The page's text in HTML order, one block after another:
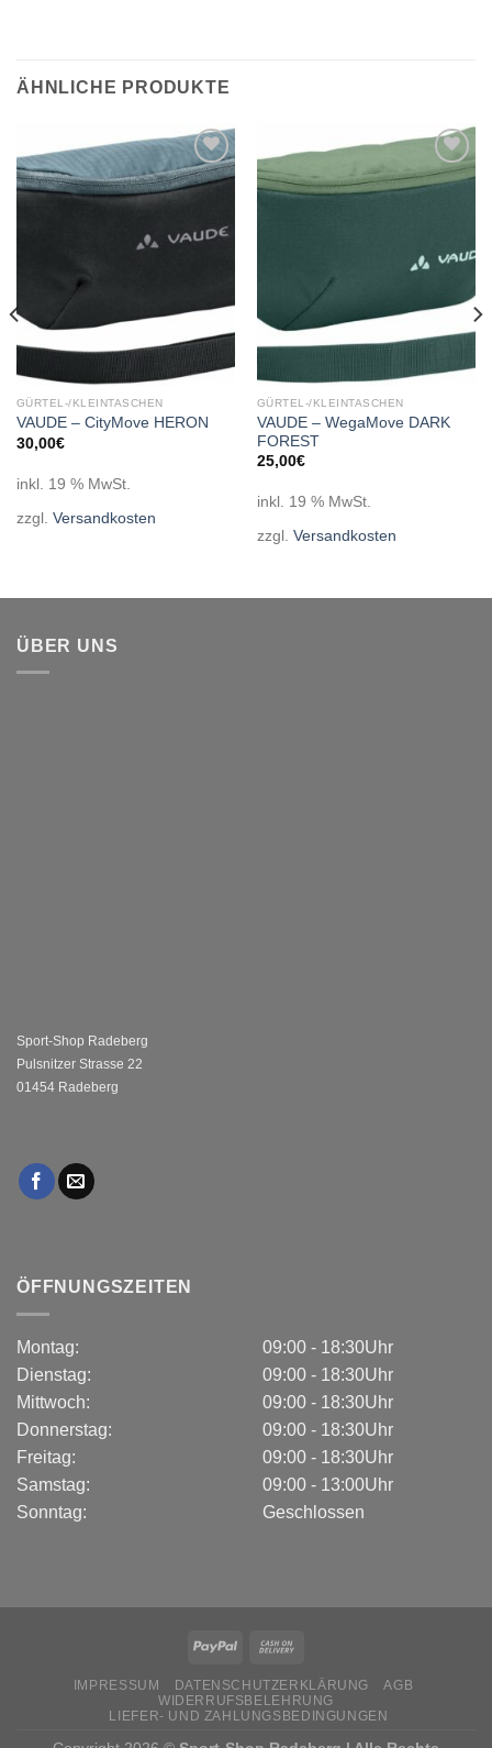
ÄHNLICHE PRODUKTE
Add to
wishlist
GÜRTEL-/KLEINTASCHEN
VAUDE – CityMove HERON
30,00€
inkl. 19 % MwSt.
zzgl. Versandkosten
Add to
GÜRTEL-/KLEINTASCHEN
VAUDE – WegaMove DARK
FOREST
25,00€
inkl. 19 % MwSt.
zzgl. Versandkosten
ÜBER UNS
Sport-Shop Radeberg
Pulsnitzer Strasse 22
01454 Radeberg
ÖFFNUNGSZEITEN
Montag:
Dienstag:
Mittwoch:
Donnerstag:
Freitag:
Samstag:
Sonntag:
09:00 - 18:30Uhr
09:00 - 18:30Uhr
09:00 - 18:30Uhr
09:00 - 18:30Uhr
09:00 - 18:30Uhr
09:00 - 13:00Uhr
Geschlossen
IMPRESSUM DATENSCHUTZERKLÄRUNG
AGB
WIDERRUFSBELEHRUNG
LIEFER- UND ZAHLUNGSBEDINGUNGEN